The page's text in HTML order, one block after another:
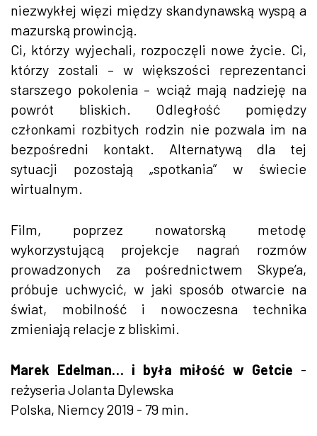
niezwykłej więzi między skandynawską wyspą a
mazurską prowincją.
Ci, którzy wyjechali, rozpoczęli nowe życie. Ci,
którzy zostali – w większości reprezentanci
starszego pokolenia – wciąż mają nadzieję na
powrót bliskich. Odległość pomiędzy
członkami rozbitych rodzin nie pozwala im na
bezpośredni kontakt. Alternatywą dla tej
sytuacji pozostają „spotkania” w świecie
wirtualnym.
Film, poprzez nowatorską metodę
wykorzystującą projekcje nagrań rozmów
prowadzonych za pośrednictwem Skype’a,
próbuje uchwycić, w jaki sposób otwarcie na
świat, mobilność i nowoczesna technika
zmieniają relacje z bliskimi.
Marek Edelman… i była miłość w Getcie -
reżyseria Jolanta Dylewska
Polska, Niemcy 2019 - 79 min.